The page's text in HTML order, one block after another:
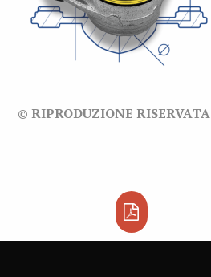
© RIPRODUZIONE RISERVATA